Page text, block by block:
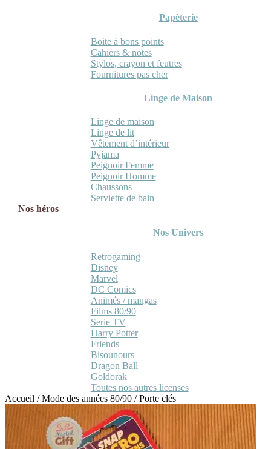
Papèterie
Boite à bons points
Cahiers & notes
Stylos, crayon et feutres
Fournitures pas cher
Linge de Maison
Linge de maison
Linge de lit
Vêtement d’intérieur
Pyjama
Peignoir Femme
Peignoir Homme
Chaussons
Serviette de bain
Nos héros
Nos Univers
Retrogaming
Disney
Marvel
DC Comics
Animés / mangas
Films 80/90
Serie TV
Harry Potter
Friends
Bisounours
Dragon Ball
Goldorak
Toutes nos autres licenses
Accueil /Mode des années 80/90 /Porte clés